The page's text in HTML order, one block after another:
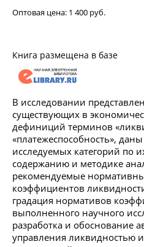
Оптовая цена: 1 400 руб.
Книга размещена в базе
В исследовании
существующих в
дефиниций терминов
«платежеспособность»,
исследуемых категорий по
содержанию и методике
рекомендуемые
коэффициентов
градация нормативов
выполненного научного
разработка и обоснование
управления ликвидностью